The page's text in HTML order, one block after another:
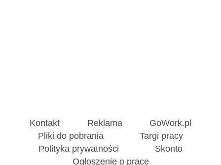
Kontakt Reklama
GoWork.pl
Pliki do pobrania
Targi pracy
Polityka prywatności
Skonto
Ogłoszenie o pracę